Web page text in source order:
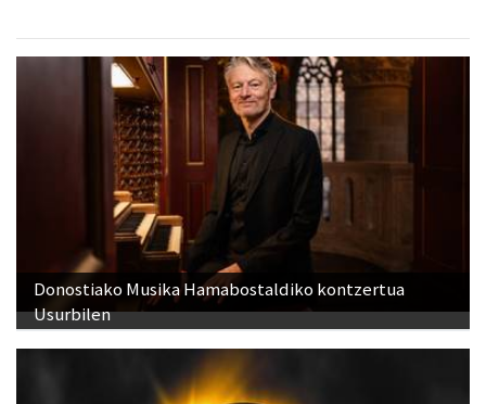
Donostiako Musika Hamabostaldiko kontzertua
Usurbilen